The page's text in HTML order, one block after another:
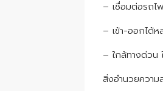
– เชื่อมต่อรถไ
– เข้า-ออกได้
– ใกล้ทางด่วน
สิ่งอำนวยความ